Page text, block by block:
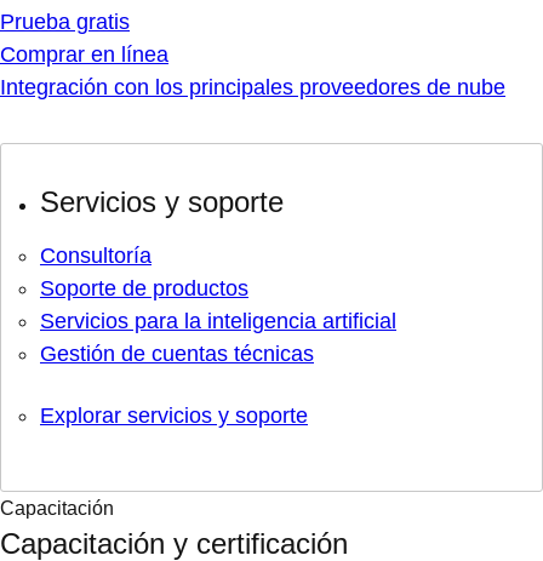
Prueba gratis
Comprar en línea
Integración con los principales proveedores de nube
Servicios y soporte
Consultoría
Soporte de productos
Servicios para la inteligencia artificial
Gestión de cuentas técnicas
Explorar servicios y soporte
Capacitación
Capacitación y certificación